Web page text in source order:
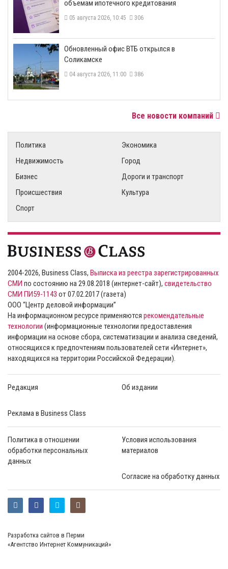
объемам ипотечного кредитования
05 августа 2026, 10:45 306
​Обновленный офис ВТБ открылся в
Соликамске
04 августа 2026, 11:00 386
Все новости компаний
Политика
Экономика
Недвижимость
Город
Бизнес
Дороги и транспорт
Происшествия
Культура
Спорт
2004-2026, Business Class, Выписка из реестра зарегистрированных
СМИ по состоянию на 29.08.2018 (интернет-сайт), свидетельство
СМИ ПИ59-1143 от 07.02.2017 (газета)
ООО “Центр деловой информации”
На информационном ресурсе применяются рекомендательные
технологии (информационные технологии предоставления
информации на основе сбора, систематизации и анализа сведений,
относящихся к предпочтениям пользователей сети «Интернет»,
находящихся на территории Российской Федерации).
Редакция Об издании
Реклама в Business Class
Политика в отношении
обработки персональных
данных
Условия использования
материалов
Согласие на обработку данных
Разработка сайтов в Перми
«Агентство Интернет Коммуникаций»